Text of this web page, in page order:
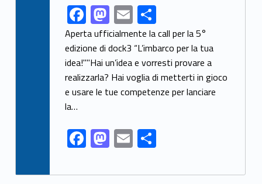
Link identifier share facebook archive #share-link-archive-33992F
ac
e
b
o
k
M
as
to
d
o
E
m
ai
l
S
h
ar
e
Aperta ufficialmente la call per la 5°
edizione di dock3 “L’imbarco per la tua
idea!""Hai un’idea e vorresti provare a
realizzarla? Hai voglia di metterti in gioco
e usare le tue competenze per lanciare
la…
F
ac
e
M
as
to
E
m
ai
S
ar